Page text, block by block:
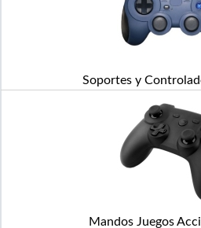
Soportes y
Mandos Juegos